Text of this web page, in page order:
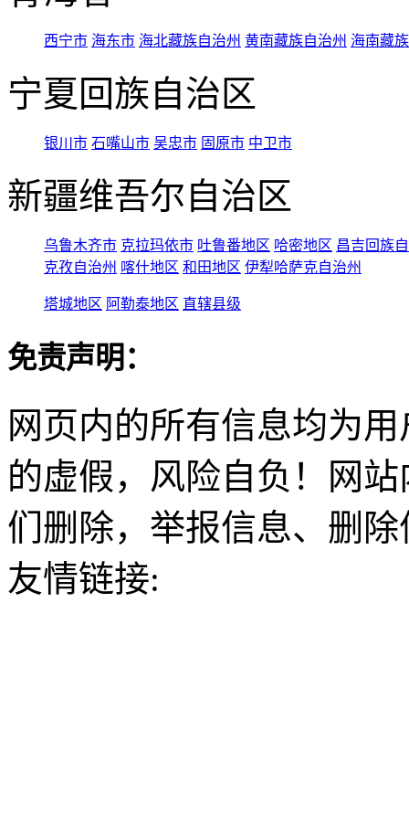
西宁市 海东市 海北藏族自治州 黄南藏族自治州 海南藏
宁夏回族自治区
银川市 石嘴山市 吴忠市 固原市 中卫市
新疆维吾尔自治区
乌鲁木齐市 克拉玛依市 吐鲁番地区 哈密地区 昌吉回族
克孜自治州 喀什地区 和田地区 伊犁哈萨克自治州
塔城地区 阿勒泰地区 直辖县级
免责声明：
网页内的所有信息均为
的虚假，风险自负！网
们删除，举报信息、删
友情链接: